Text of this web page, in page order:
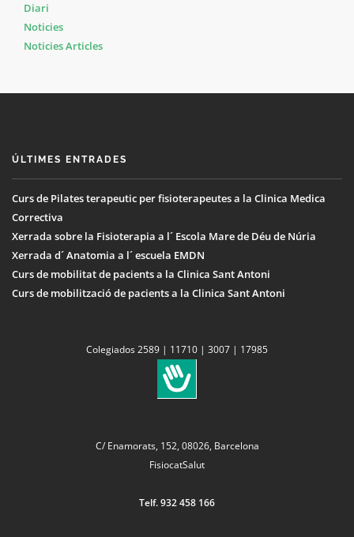
Diari
Noticies
Noticies Articles
ÚLTIMES ENTRADES
Curs de Pilates terapeutic per fisioterapeutes a la Clinica Medica
Correctiva
Xerrada sobre la Fisioterapia a l´ Escola Mare de Déu de Núria
Xerrada d´ Anatomia a l´ escuela EMDN
Curs de mobilitat de pacients a la Clinica Sant Antoni
Curs de mobilització de pacients a la Clinica Sant Antoni
Colegiados 2589 | 11710 | 3007 | 17985
C/ Enamorats, 152, 08026, Barcelona
FisiocatSalut
Telf. 932 458 166